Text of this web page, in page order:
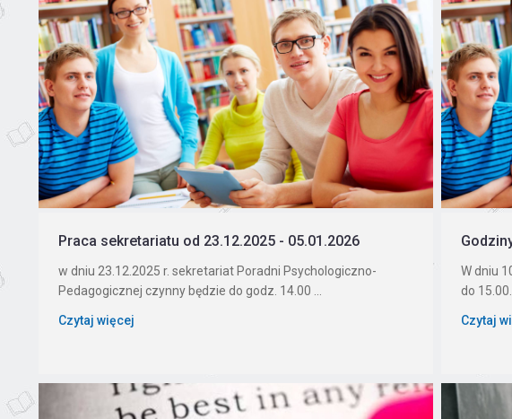
Praca sekretariatu od 23.12.2025 - 05.01.2026
w dniu 23.12.2025 r. sekretariat Poradni Psychologiczno-
Pedagogicznej czynny będzie do godz. 14.00 ...
Czytaj więcej
W dniu
do 15.00.
Czytaj